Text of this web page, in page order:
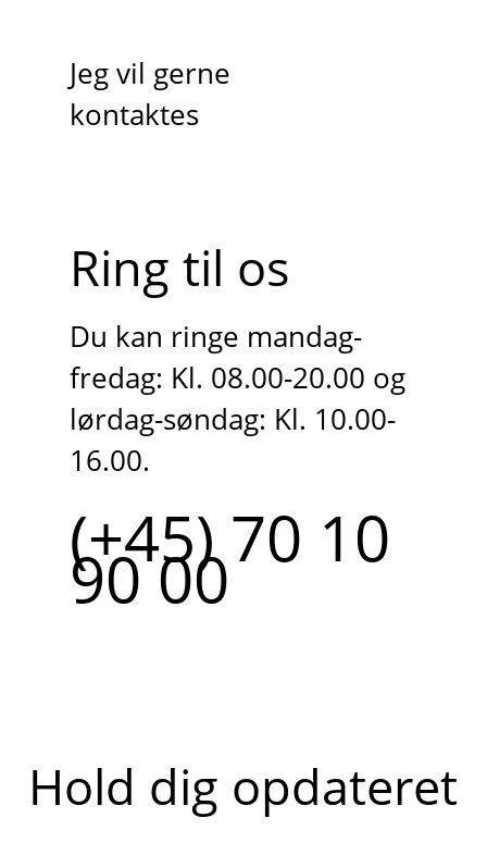
Jeg vil gerne
kontaktes
Ring til os
Du kan ringe mandag-
fredag: Kl. 08.00-20.00 og
lørdag-søndag: Kl. 10.00-
16.00.
(+45) 70 10
90 00
Hold dig opdateret